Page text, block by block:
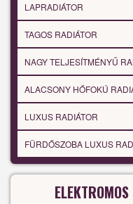
LAPRADIÁTOR
TAGOS RADIÁTOR
NAGY TELJESÍTMÉNYŰ
ALACSONY HŐFOKÚ
LUXUS RADIÁTOR
FÜRDŐSZOBA LUXUS